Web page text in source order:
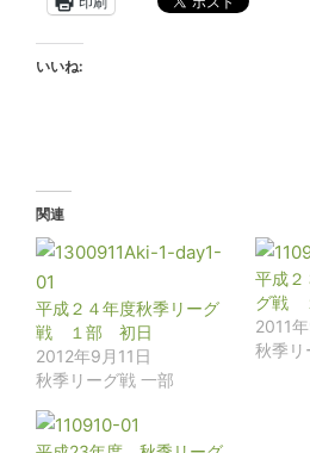
いいね:
関連
平成２４年度秋季リーグ
戦 １部 初日
2012年9月11日
秋季リーグ戦 一部
平成
グ戦
2011
秋季リ